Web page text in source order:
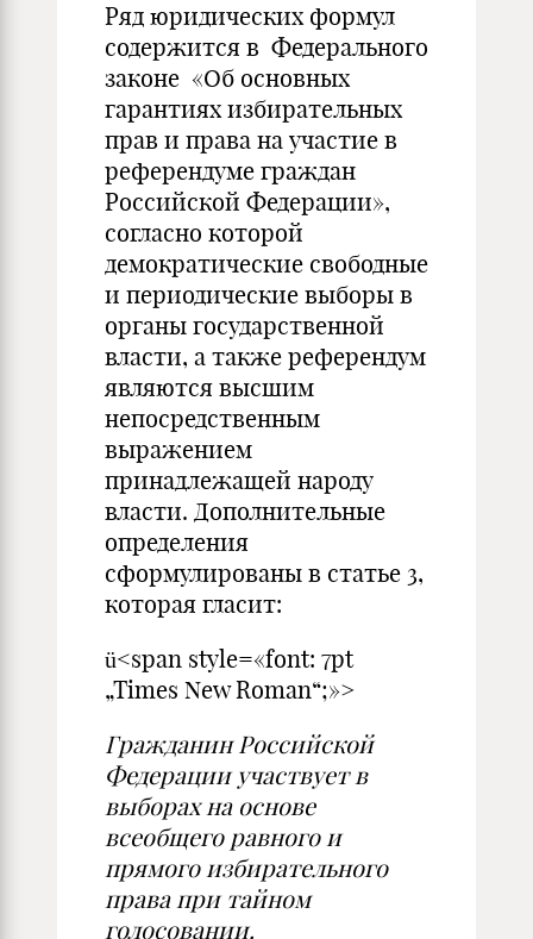
Ряд юридических формул
содержится в Федерального
законе «Об основных
гарантиях избирательных
прав и права на участие в
референдуме граждан
Российской Федерации»,
согласно которой
демократические свободные
и периодические выборы в
органы государственной
власти, а также референдум
являются высшим
непосредственным
выражением
принадлежащей народу
власти. Дополнительные
определения
сформулированы в статье 3,
которая гласит:
ü<span style=«font: 7pt
„Times New Roman“;»>
Гражданин Российской
Федерации участвует в
выборах на основе
всеобщего равного и
прямого избирательного
права при тайном
голосовании.